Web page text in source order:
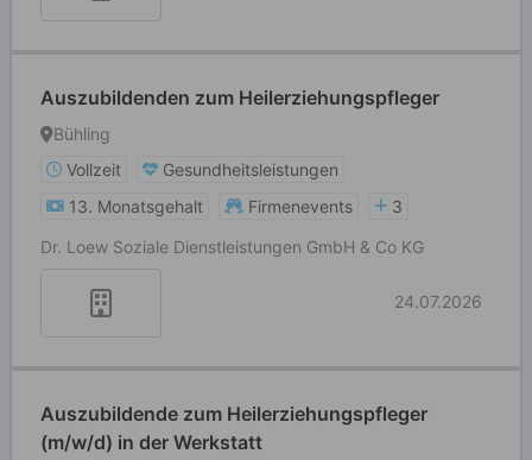
Auszubildenden zum Heilerziehungspfleger
Bühling
Vollzeit
Gesundheitsleistungen
13. Monatsgehalt
Firmenevents
3
Dr. Loew Soziale Dienstleistungen GmbH & Co KG
24.07.2026
Auszubildende zum Heilerziehungspfleger
(m/w/d) in der Werkstatt